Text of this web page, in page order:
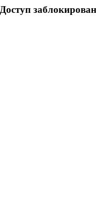
Доступ